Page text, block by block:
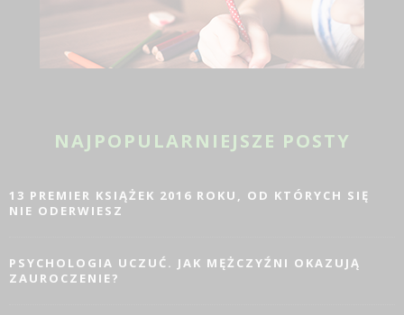
NAJPOPULARNIEJSZE POSTY
13 PREMIER KSIĄŻEK 2016 ROKU, OD KTÓRYCH SIĘ
NIE ODERWIESZ
PSYCHOLOGIA UCZUĆ. JAK MĘŻCZYŹNI OKAZUJĄ
ZAUROCZENIE?